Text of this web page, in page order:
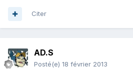
Citer
AD.S
Posté(e) 18 février 2013